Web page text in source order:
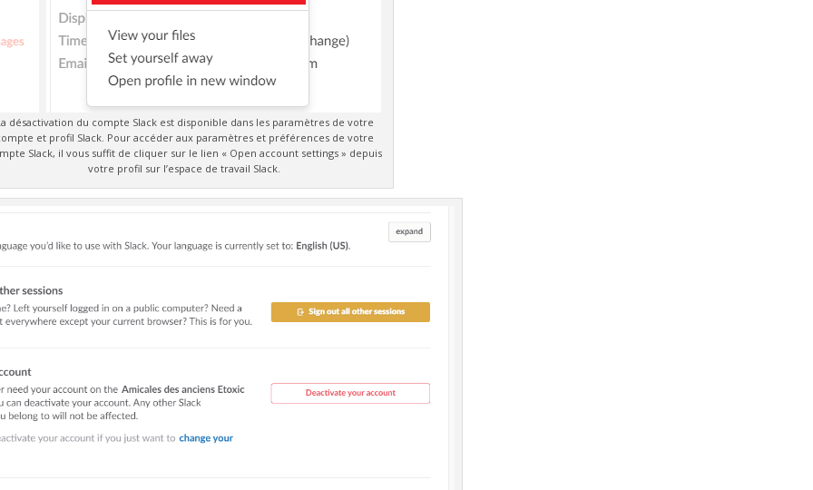
désactivation du compte Slack est disponible dans les paramètres de votre
et profil Slack. Pour accéder aux paramètres et préférences de votre
Slack, il vous suffit de cliquer sur le lien « Open account settings » depuis
votre profil sur l’espace de travail Slack.